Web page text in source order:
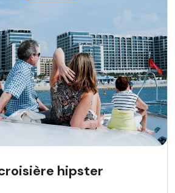
hipster